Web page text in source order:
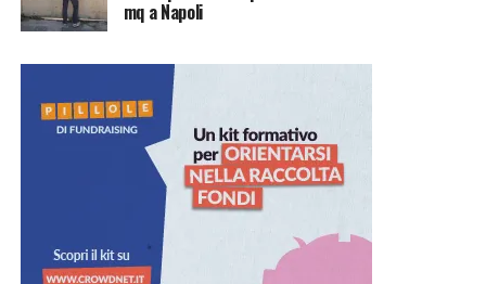
mq a Napoli